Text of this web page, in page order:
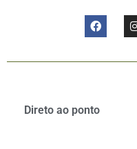
Direto ao ponto